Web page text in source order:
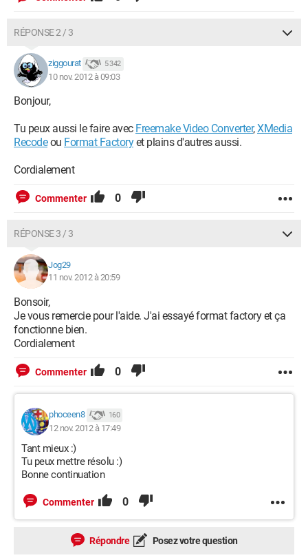
RÉPONSE 2 / 3
ziggourat 5 342
10 nov. 2012 à 09:03
Bonjour,
Tu peux aussi le faire avec Freemake Video Converter,XMedia
Recodeou Format Factoryet plains d'autres aussi.
Cordialement
Commenter 0
RÉPONSE 3 / 3
Jog29
11 nov. 2012 à 20:59
Bonsoir,
Je vous remercie pour l'aide. J'ai essayé format factory et ça
fonctionne bien.
Cordialement
Commenter 0
phoceen8 160
12 nov. 2012 à 17:49
Tant mieux :)
Tu peux mettre résolu :)
Bonne continuation
Commenter 0
Répondre Posez votre question